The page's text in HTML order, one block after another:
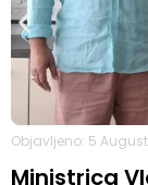
Objavljeno: 5
Ministrica